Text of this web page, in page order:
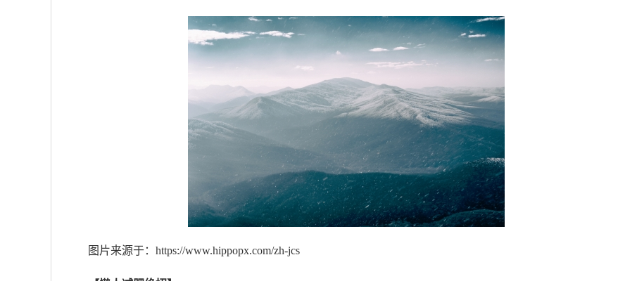
图片来源于：https://www.hippopx.com/zh-jcs